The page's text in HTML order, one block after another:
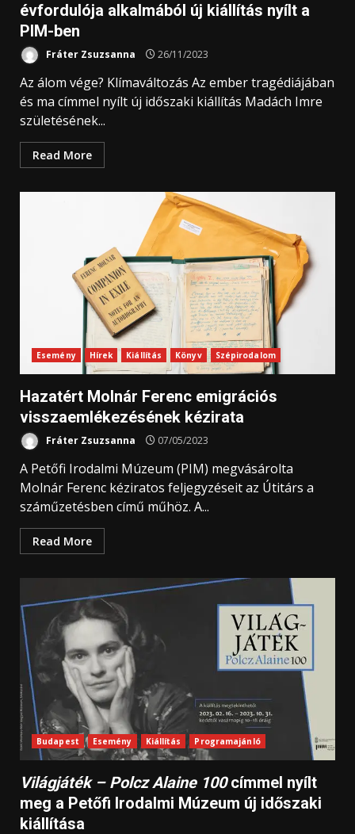
évfordulója alkalmából új kiállítás nyílt a
PIM-ben
Fráter Zsuzsanna 26/11/2023
Az álom vége? Klímaváltozás Az ember tragédiájában
és ma címmel nyílt új időszaki kiállítás Madách Imre
születésének...
Read More
Esemény Hírek Kiállítás Könyv Szépirodalom
Hazatért Molnár Ferenc emigrációs
visszaemlékezésének kézirata
Fráter Zsuzsanna 07/05/2023
A Petőfi Irodalmi Múzeum (PIM) megvásárolta
Molnár Ferenc kéziratos feljegyzéseit az Útitárs a
száműzetésben című műhöz. A...
Read More
Budapest Esemény Kiállítás Programajánló
Világjáték – Polcz Alaine 100címmel nyílt
meg a Petőfi Irodalmi Múzeum új időszaki
kiállítása